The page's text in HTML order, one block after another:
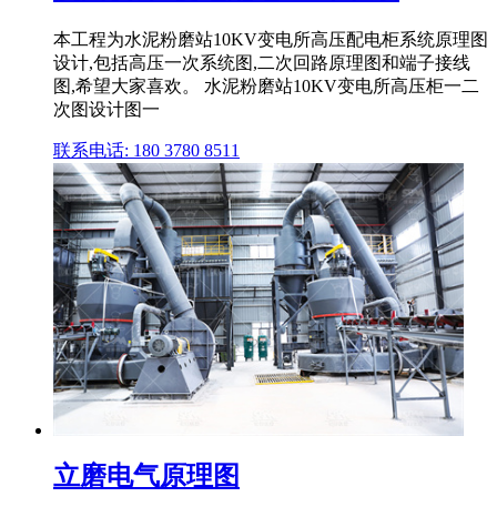
本工程为水泥粉磨站10KV变电所高压配电柜系统原理图
设计,包括高压一次系统图,二次回路原理图和端子接线
图,希望大家喜欢。 水泥粉磨站10KV变电所高压柜一二
次图设计图一
联系电话: 180 3780 8511
立磨电气原理图